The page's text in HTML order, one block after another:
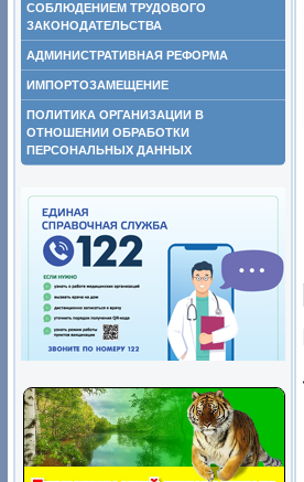
СОБЛЮДЕНИЕМ ТРУДОВОГО
ЗАКОНОДАТЕЛЬСТВА
АДМИНИСТРАТИВНАЯ РЕФОРМА
ИМПОРТОЗАМЕЩЕНИЕ
ПОЛИТИКА ОРГАНИЗАЦИИ В
ОТНОШЕНИИ ОБРАБОТКИ
ПЕРСОНАЛЬНЫХ ДАННЫХ